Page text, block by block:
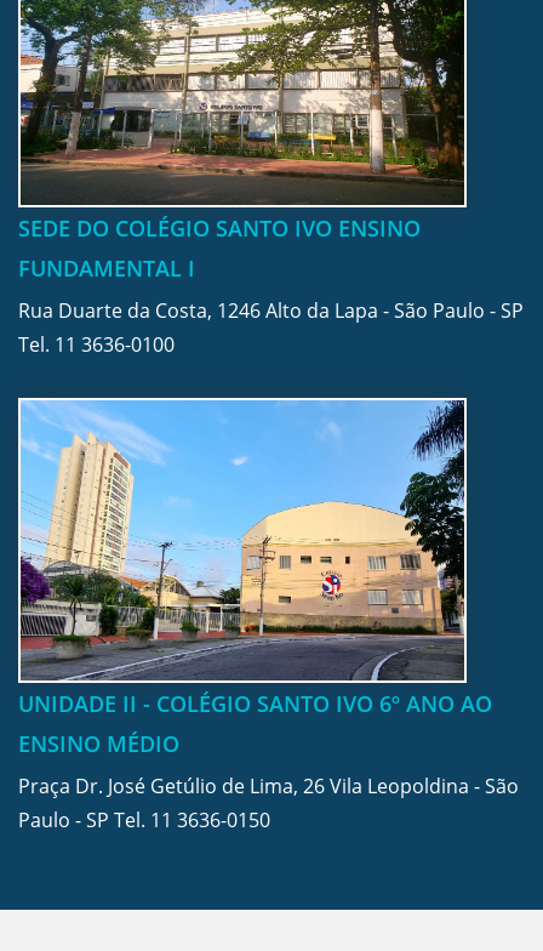
SEDE DO COLÉGIO SANTO IVO ENSINO
FUNDAMENTAL I
Rua Duarte da Costa, 1246 Alto da Lapa - São Paulo - SP
Tel. 11 3636-0100
UNIDADE II - COLÉGIO SANTO IVO 6º ANO AO
ENSINO MÉDIO
Praça Dr. José Getúlio de Lima, 26 Vila Leopoldina - São
Paulo - SP Tel. 11 3636-0150